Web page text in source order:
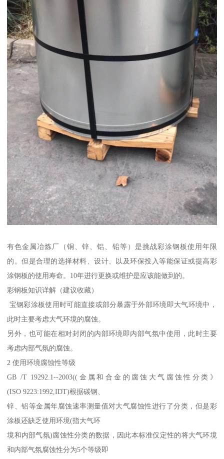
有色金属冶炼厂（铜、锌、铝、铅等）是挑战彩涂钢板使用年限
的。但是合理的选择材料、设计、以及环保投入等能保证或提高彩
涂钢板的使用寿命。10年进行更换或维护是应该能做到的。
彩钢板知识详解（建议收藏）
宝钢彩涂板使用时可能直接或部分暴露于外部环境即大气环境中，
此时主要考虑大气环境的腐蚀。
另外，也可能在相对封闭的内部环境即内部气氛中使用，此时主要
考虑内部气氛的腐蚀。
2 使用环境腐蚀性等级
GB /T 19292.1--2003((金属和合金的腐蚀大气腐蚀性分类》
(ISO 9223:1992,IDT)根据碳钢、
锌、铝等金属年腐蚀速率测量值对大气腐蚀性进行了分类，但是彩
涂板还缺乏使用环境(指大气环
境和内部气氛)腐蚀性分类的数据，因此本标准仅定性的将大气环境
和内部气氛腐蚀性分为5个等级即